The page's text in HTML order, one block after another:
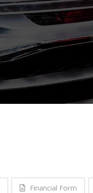
Financial Form